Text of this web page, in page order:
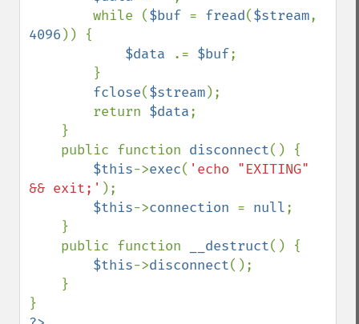
        while (
$buf = fread($stream
4096 )) {
$data
.= $buf;
fclose($stream);
        return
$data;
    public function
disconnect() {
$this->exec( 'echo "EXITING"
&& exit;' );
$this->connection = null;
    public function
__destruct() {
$this->disconnect();